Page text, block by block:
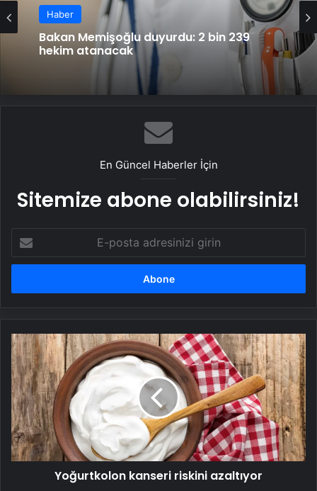
Haber
Bakan Memişoğlu duyurdu: 2 bin 239
hekim atanacak
En Güncel Haberler İçin
Sitemize abone olabilirsiniz!
posta
adresinizi
Yoğurtkolon
kanseri
riskini
azaltıyor
Yoğurtkolon kanseri riskini azaltıyor